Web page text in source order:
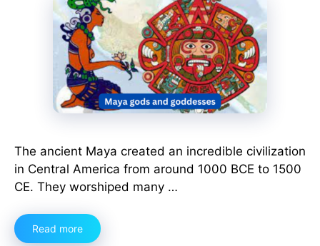
The ancient Maya created an incredible civilization
in Central America from around 1000 BCE to 1500
CE. They worshiped many …
Read more